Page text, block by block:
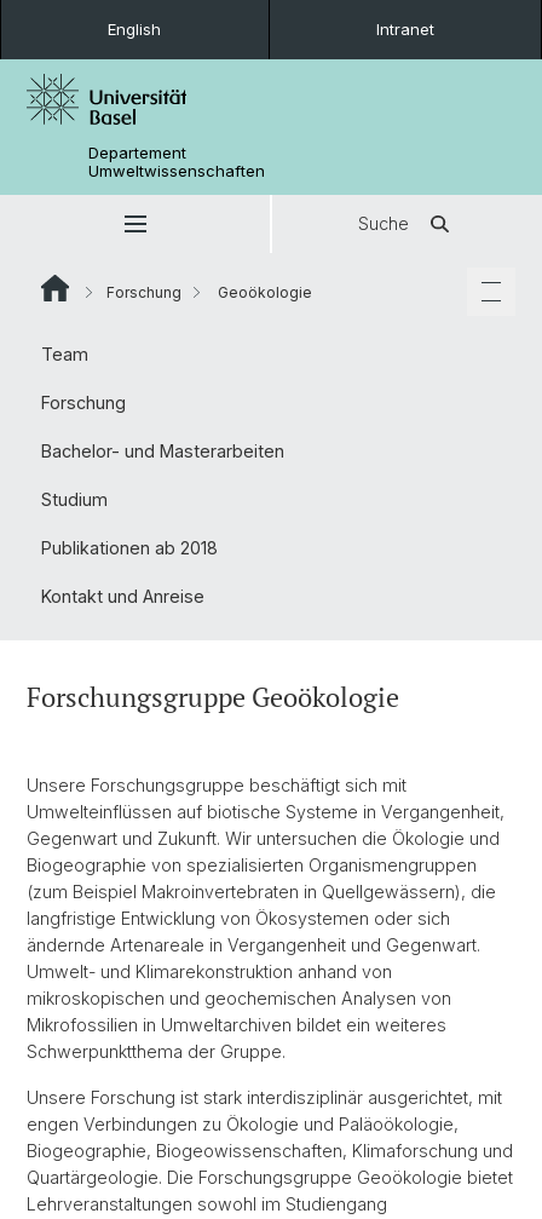
English Intranet
Departement
Umweltwissenschaften
Suche
Forschung Geoökologie
Team
Forschung
Bachelor- und Masterarbeiten
Studium
Publikationen ab 2018
Kontakt und Anreise
Forschungsgruppe Geoökologie
Unsere Forschungsgruppe beschäftigt sich mit
Umwelteinflüssen auf biotische Systeme in Vergangenheit,
Gegenwart und Zukunft. Wir untersuchen die Ökologie und
Biogeographie von spezialisierten Organismengruppen
(zum Beispiel Makroinvertebraten in Quellgewässern), die
langfristige Entwicklung von Ökosystemen oder sich
ändernde Artenareale in Vergangenheit und Gegenwart.
Umwelt- und Klimarekonstruktion anhand von
mikroskopischen und geochemischen Analysen von
Mikrofossilien in Umweltarchiven bildet ein weiteres
Schwerpunktthema der Gruppe.
Unsere Forschung ist stark interdisziplinär ausgerichtet, mit
engen Verbindungen zu Ökologie und Paläoökologie,
Biogeographie, Biogeowissenschaften, Klimaforschung und
Quartärgeologie. Die Forschungsgruppe Geoökologie bietet
Lehrveranstaltungen sowohl im Studiengang